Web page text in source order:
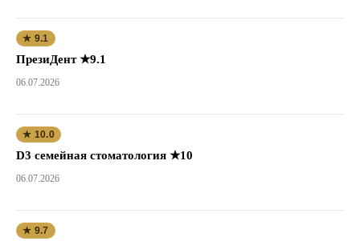
★ 9.1
ПрезиДент ★9.1
06.07.2026
★ 10.0
D3 семейная стоматология ★10
06.07.2026
★ 9.7